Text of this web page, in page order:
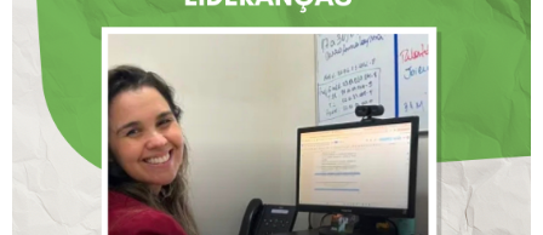
SELECIONADA EM
RENOMADO PROGRAMA
INTERNACIONAL DE
LIDERANÇAS